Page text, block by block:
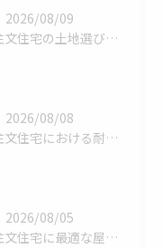
2026/08/09
注文住宅の土地選びで後悔しないためのポイントと効率的な進め方
2026/08/08
注文住宅における耐震等級の詳しい解説
2026/08/05
注文住宅に最適な屋根デザイン術